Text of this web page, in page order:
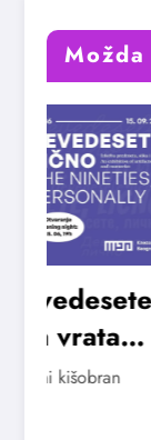
FESTIVALI
otvara